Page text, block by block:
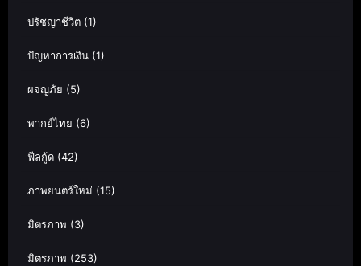
ปรัชญาชีวิต (1)
ปัญหาการเงิน (1)
ผจญภัย (5)
พากย์ไทย (6)
ฟีลกู้ด (42)
ภาพยนตร์ใหม่ (15)
มิตรภาพ (3)
มิตรภาพ (253)